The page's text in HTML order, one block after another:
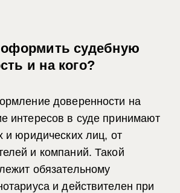
судебную
и на кого?
доверенности на
интересов в суде принимают
и юридических лиц, от
и компаний. Такой
обязательному
и действителен при